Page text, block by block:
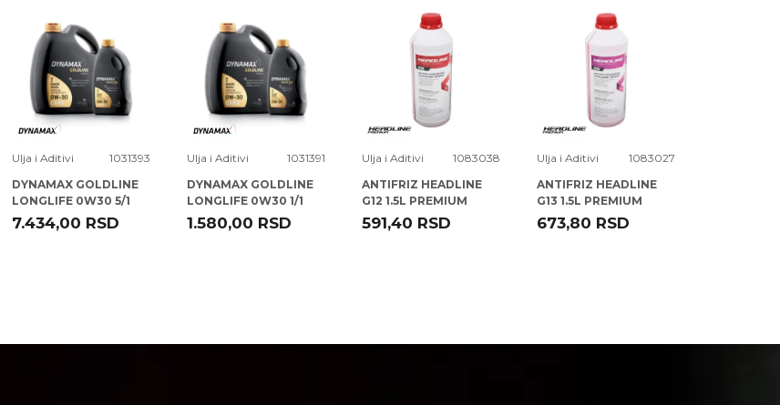
Ulja i Aditivi
1031393
DYNAMAX GOLDLINE
LONGLIFE 0W30 5/1
A5/B5 ( X3 )
7.434,00 RSD
Ulja i Aditivi
1031391
DYNAMAX GOLDLINE
LONGLIFE 0W30 1/1
A5/B5 ( X12 )
1.580,00 RSD
Ulja i Aditivi
1083038
ANTIFRIZ HEADLINE
G12 1.5L PREMIUM
100%
591,40 RSD
Ulja i Aditivi
1083027
ANTIFRIZ HEADLINE
G13 1.5L PREMIUM
100%
673,80 RSD